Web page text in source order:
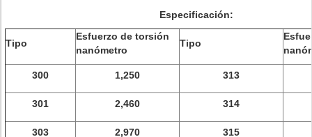
Especificación:
Tipo
Esfuerzo de torsión
nanómetro
Tipo
300 1,250 313
301 2,460 314
303 2,970 315